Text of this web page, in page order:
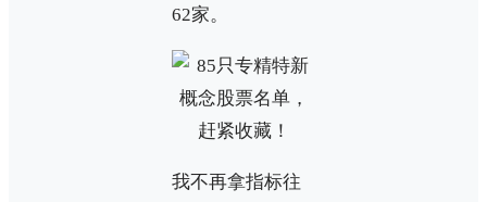
62家。
我不再拿指标往